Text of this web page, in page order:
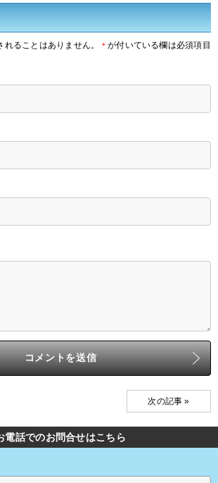
ることはありません。 *が付いている欄は必須項目
次の記事 »
電話でのお問合せはこちら